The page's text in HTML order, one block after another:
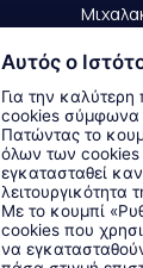
Τηλ.:
E-mail:
Αυτός ο
Για την
cookies σύμφωνα
Πατώντας το κουμπί «Αποδοχή όλων» αποδέχεστε την
όλων των cookies
εγκατασταθεί
λειτουργικότητα
Με το κουμπί
cookies που
να